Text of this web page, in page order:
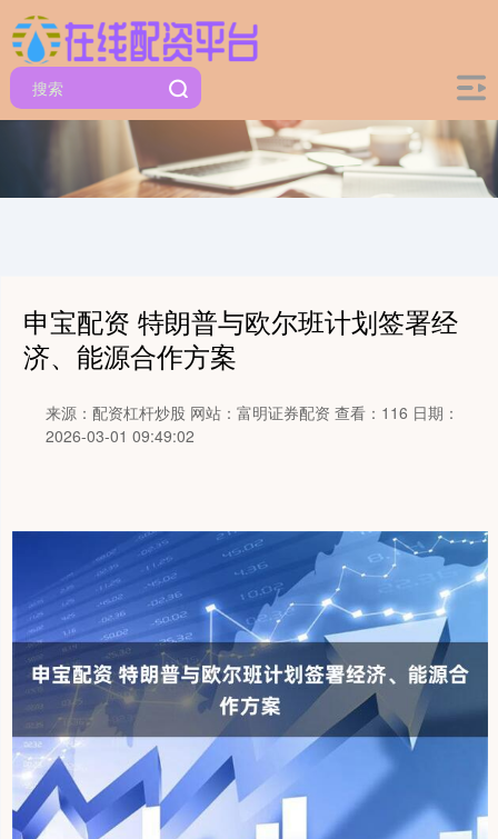
申宝配资 特朗普与欧尔班计划签署经
济、能源合作方案
来源：配资杠杆炒股 网站：富明证券配资 查看：116 日期：
2026-03-01 09:49:02